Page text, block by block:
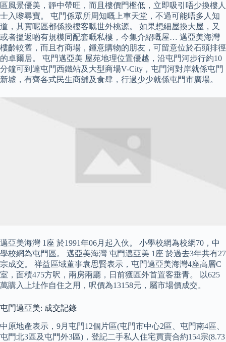
區風景優美，靜中帶旺，而且樓價門檻低，立即吸引唔少換樓人
士入嚟尋寶。 屯門係眾所周知嘅上車天堂，不過可能唔多人知
道，其實呢區都係換樓客嘅世外桃源。 如果想細屋換大屋，又
或者搵返啲有規模同配套嘅私樓，今集介紹嘅屋… 邁亞美海灣
樓齡較舊，而且冇商場，鍾意購物的朋友，可留意位於石頭排徑
的卓爾居。 屯門邁亞美 屋苑地理位置優越，沿屯門河步行約10
分鐘可到達屯門西鐵站及大型商場V-City，屯門河對岸就係屯門
新墟，有齊各式民生商舖及食肆，行過少少就係屯門市廣場。
邁亞美海灣 1座 於1991年06月起入伙。 小學校網為校網70，中
學校網為屯門區。 邁亞美海灣 屯門邁亞美 1座 於過去3年共有27
宗成交。 祥益區域董事袁思賢表示，屯門邁亞美海灣4座高層C
室，面積475方呎，兩房兩廳，日前獲區外首置客垂青。 以625
萬購入上址作自住之用，呎價為13158元，屬市場價成交。
屯門邁亞美: 成交記錄
中原地產表示，9月屯門12個片區(屯門市中心2區、屯門南4區、
屯門北3區及屯門外3區)，登記二手私人住宅買賣合約154宗(8.73